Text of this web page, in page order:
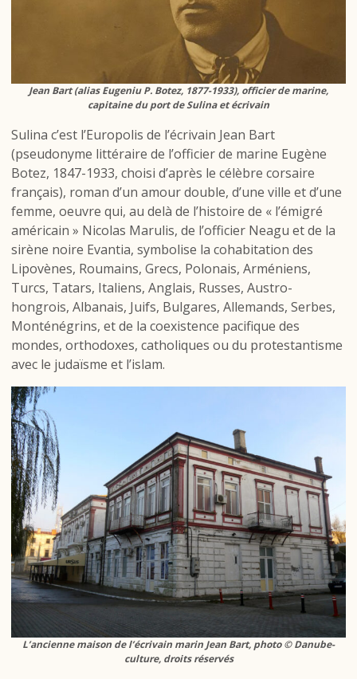
Jean Bart (alias Eugeniu P. Botez, 1877-1933), officier de marine,
capitaine du port de Sulina et écrivain
Sulina c’est l’Europolis de l’écrivain Jean Bart
(pseudonyme littéraire de l’officier de marine Eugène
Botez, 1847-1933, choisi d’après le célèbre corsaire
français), roman d’un amour double, d’une ville et d’une
femme, oeuvre qui, au delà de l’histoire de « l’émigré
américain » Nicolas Marulis, de l’officier Neagu et de la
sirène noire Evantia, symbolise la cohabitation des
Lipovènes, Roumains, Grecs, Polonais, Arméniens,
Turcs, Tatars, Italiens, Anglais, Russes, Austro-
hongrois, Albanais, Juifs, Bulgares, Allemands, Serbes,
Monténégrins, et de la coexistence pacifique des
mondes, orthodoxes, catholiques ou du protestantisme
avec le judaïsme et l’islam.
L’ancienne maison de l’écrivain marin Jean Bart, photo © Danube-
culture, droits réservés